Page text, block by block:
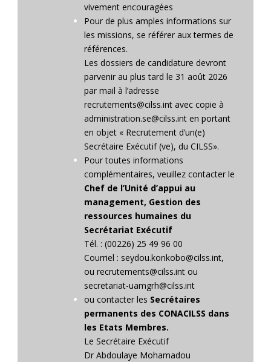
vivement encouragées
Pour de plus amples informations sur
les missions, se référer aux termes de
références.
Les dossiers de candidature devront
parvenir au plus tard le 31 août 2026
par mail à l’adresse
recrutements@cilss.int avec copie à
administration.se@cilss.int en portant
en objet « Recrutement d’un(e)
Secrétaire Exécutif (ve), du CILSS».
Pour toutes informations
complémentaires, veuillez contacter le
Chef de l’Unité d’appui au
management, Gestion des
ressources humaines du
Secrétariat Exécutif
Tél. : (00226) 25 49 96 00
Courriel : seydou.konkobo@cilss.int,
ou recrutements@cilss.int ou
secretariat-uamgrh@cilss.int
ou contacter les Secrétaires
permanents des CONACILSS dans
les Etats Membres.
Le Secrétaire Exécutif
Dr Abdoulaye Mohamadou